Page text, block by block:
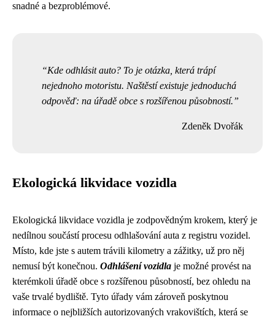
snadné a bezproblémové.
Kde odhlásit auto? To je otázka, která trápí
nejednoho motoristu. Naštěstí existuje jednoduchá
odpověď: na úřadě obce s rozšířenou působností.
Zdeněk Dvořák
Ekologická likvidace vozidla
Ekologická likvidace vozidla je zodpovědným krokem, který je
nedílnou součástí procesu odhlašování auta z registru vozidel.
Místo, kde jste s autem trávili kilometry a zážitky, už pro něj
nemusí být konečnou. Odhlášení vozidla je možné provést na
kterémkoli úřadě obce s rozšířenou působností, bez ohledu na
vaše trvalé bydliště. Tyto úřady vám zároveň poskytnou
informace o nejbližších autorizovaných vrakovištích, která se